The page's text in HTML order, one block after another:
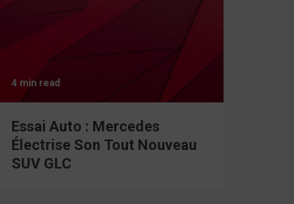
4 min read
Essai Auto : Mercedes
Électrise Son Tout Nouveau
SUV GLC